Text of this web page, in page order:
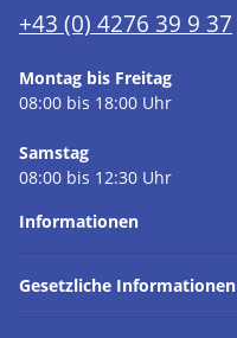
+43 (0) 4276 39 9 37
Montag bis Freitag
08:00 bis 18:00 Uhr
Samstag
08:00 bis 12:30 Uhr
Informationen
Gesetzliche Informationen